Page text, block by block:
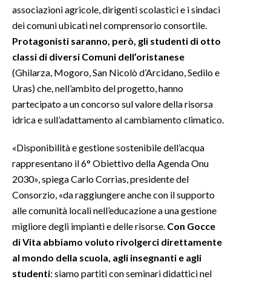
ABBONATI
ANNUNCI
NECROLOGI
PUBBLICITÀ
SPIAGGE
associazioni agricole, dirigenti scolastici e i sindaci
dei comuni ubicati nel comprensorio consortile.
Protagonisti saranno, però, gli studenti di otto
classi di diversi Comuni dell’oristanese
(Ghilarza, Mogoro, San Nicolò d’Arcidano, Sedilo e
Uras) che, nell’ambito del progetto, hanno
partecipato a un concorso sul valore della risorsa
idrica e sull’adattamento al cambiamento climatico.
«Disponibilità e gestione sostenibile dell’acqua
rappresentano il 6° Obiettivo della Agenda Onu
2030», spiega Carlo Corrias, presidente del
Consorzio, «da raggiungere anche con il supporto
alle comunità locali nell’educazione a una gestione
migliore degli impianti e delle risorse. Con Gocce
di Vita abbiamo voluto rivolgerci direttamente
al mondo della scuola, agli insegnanti e agli
studenti: siamo partiti con seminari didattici nel